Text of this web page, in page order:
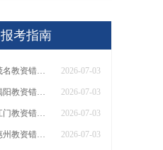
报考指南
2026下半年茂名教资错过了7月份报名可以补报吗？ 2026-07-03
2026下半年揭阳教资错过了7月份报名可以补报吗？ 2026-07-03
2026下半年江门教资错过了7月份报名可以补报吗？ 2026-07-03
2026下半年惠州教资错过了7月份报名可以补报吗？ 2026-07-03